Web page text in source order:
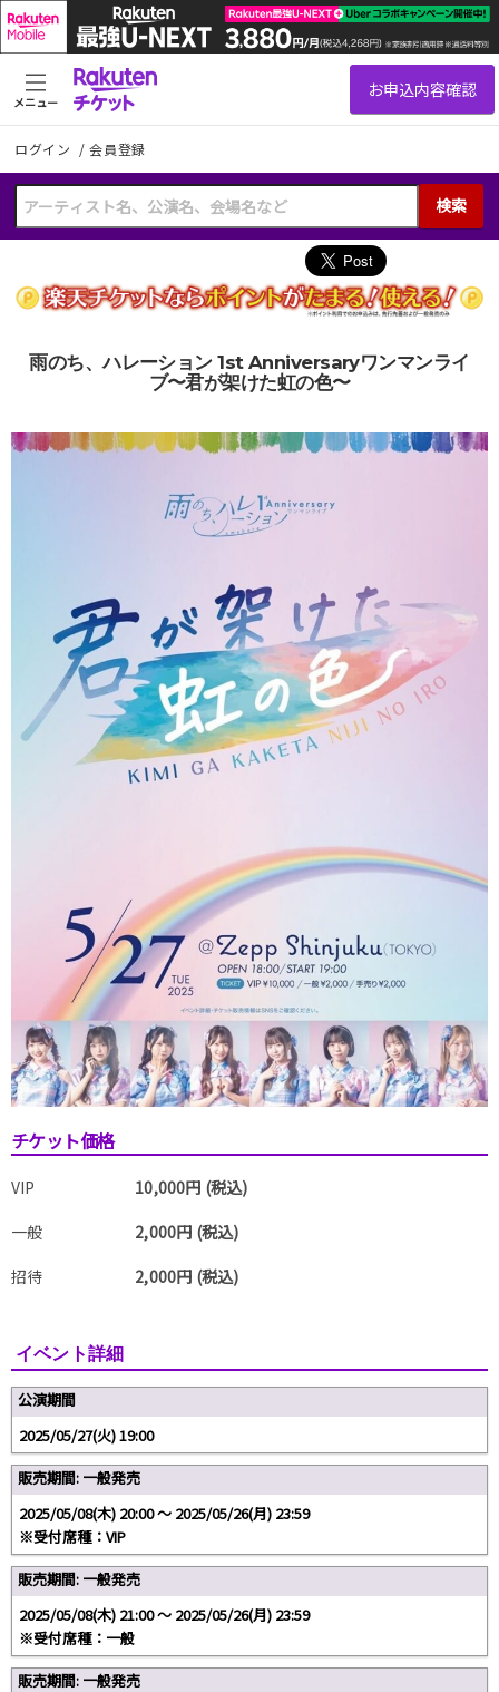
ログイン /会員登録
検索
メニュー
雨のち、ハレーション 1st Anniversaryワンマンライ
ブ〜君が架けた虹の色〜
チケット価格
VIP
10,000円 (税込)
一般
2,000円 (税込)
招待
2,000円 (税込)
イベント詳細
公演期間
2025/05/27(火) 19:00
販売期間: 一般発売
2025/05/08(木) 20:00 〜 2025/05/26(月) 23:59
※受付席種：VIP
販売期間: 一般発売
2025/05/08(木) 21:00 〜 2025/05/26(月) 23:59
※受付席種：一般
販売期間: 一般発売